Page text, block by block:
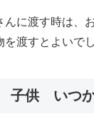
んに渡す時は、
渡すとよいでし
子供 いつ